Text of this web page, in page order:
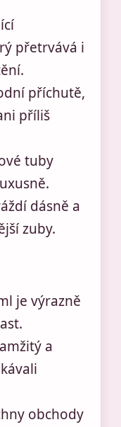
přetrvává i
příchutě,
příliš
tuby
dásně a
zuby.
je výrazně
a
obchody